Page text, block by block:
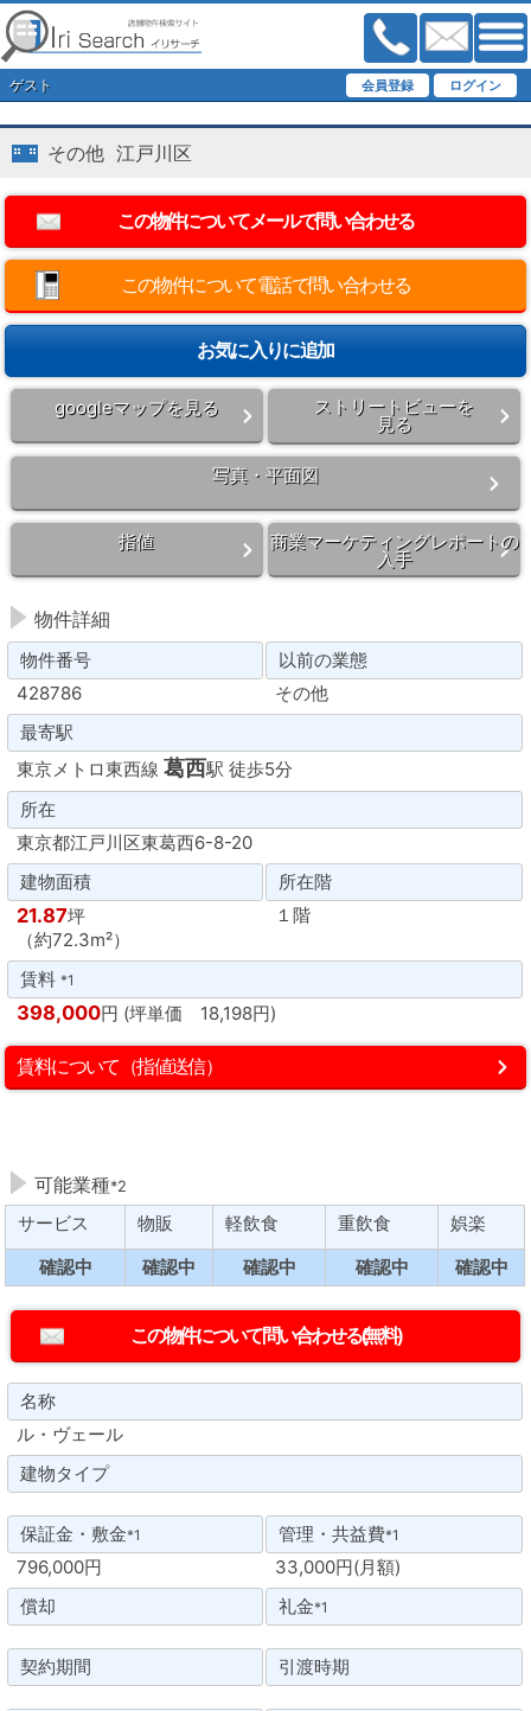
ゲスト
その他 江戸川区
この物件について電話で問い合わせる
googleマップを見る ストリートビューを
見る
写真・平面図
指値 商業マーケティングレポートの
入手
物件詳細
物件番号
以前の業態
428786
その他
最寄駅
東京メトロ東西線 葛西駅 徒歩5分
所在
東京都江戸川区東葛西6-8-20
建物面積
所在階
21.87坪
（約72.3m²）
１階
賃料*1
398,000円 (坪単価 18,198円)
賃料について（指値送信）
可能業種*2
サービス 物販 軽飲食 重飲食
娯楽
確認中
確認中 確認中 確認中 確認中
名称
ル・ヴェール
建物タイプ
保証金・敷金*1 管理・共益費*1
796,000円
33,000円(月額)
償却
礼金*1
契約期間 引渡時期